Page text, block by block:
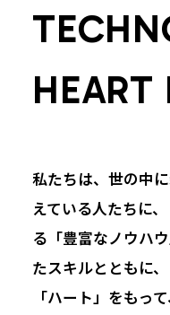
HEART
私たちは、世の中
えている人たちに、
る「豊富なノウハ
たスキルとともに、
「ハート」をもって